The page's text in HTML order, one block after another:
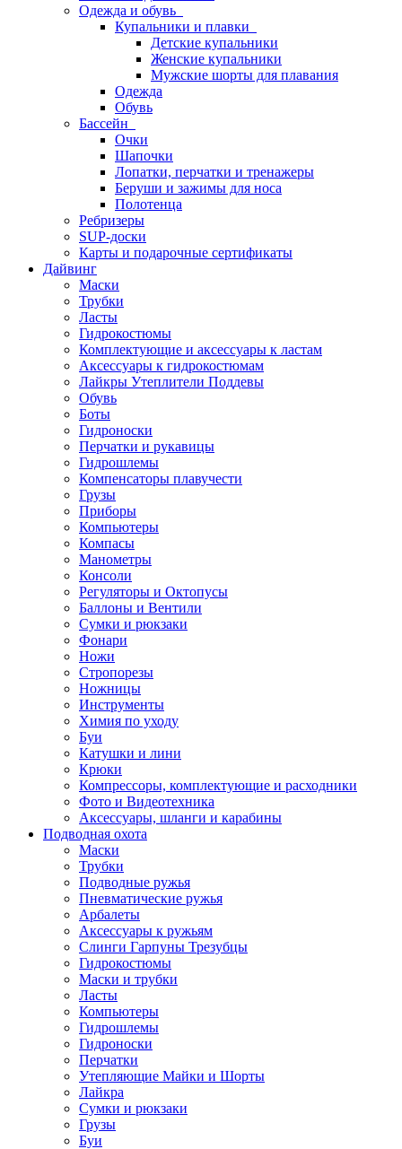
Одежда и обувь
Купальники и плавки
Детские купальники
Женские купальники
Мужские шорты для плавания
Одежда
Обувь
Бассейн
Очки
Шапочки
Лопатки, перчатки и тренажеры
Беруши и зажимы для носа
Полотенца
Ребризеры
SUP-доски
Карты и подарочные сертификаты
Дайвинг
Маски
Трубки
Ласты
Гидрокостюмы
Комплектующие и аксессуары к ластам
Аксессуары к гидрокостюмам
Лайкры Утеплители Поддевы
Обувь
Боты
Гидроноски
Перчатки и рукавицы
Гидрошлемы
Компенсаторы плавучести
Грузы
Приборы
Компьютеры
Компасы
Манометры
Консоли
Регуляторы и Октопусы
Баллоны и Вентили
Сумки и рюкзаки
Фонари
Ножи
Стропорезы
Ножницы
Инструменты
Химия по уходу
Буи
Катушки и лини
Крюки
Компрессоры, комплектующие и расходники
Фото и Видеотехника
Аксессуары, шланги и карабины
Подводная охота
Маски
Трубки
Подводные ружья
Пневматические ружья
Арбалеты
Аксессуары к ружьям
Слинги Гарпуны Трезубцы
Гидрокостюмы
Маски и трубки
Ласты
Компьютеры
Гидрошлемы
Гидроноски
Перчатки
Утепляющие Майки и Шорты
Лайкра
Сумки и рюкзаки
Грузы
Буи